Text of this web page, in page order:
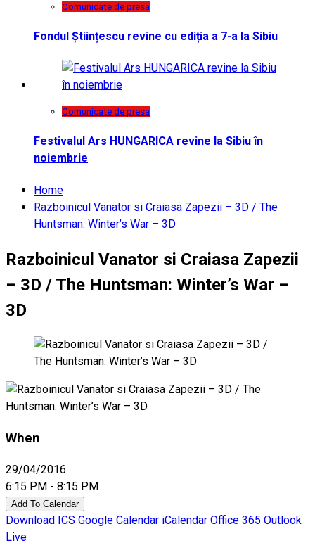
Comunicate de presa
Fondul Științescu revine cu ediția a 7-a la Sibiu
Comunicate de presa
Festivalul Ars HUNGARICA revine la Sibiu în
noiembrie
Home
Razboinicul Vanator si Craiasa Zapezii – 3D / The
Huntsman: Winter’s War – 3D
Razboinicul Vanator si Craiasa Zapezii
– 3D / The Huntsman: Winter’s War –
3D
When
29/04/2016
6:15 PM - 8:15 PM
Add To Calendar
Download ICS Google Calendar iCalendar Office 365 Outlook
Live